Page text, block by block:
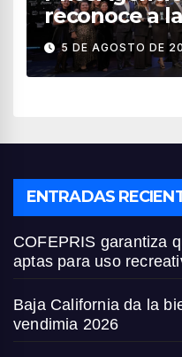
reconoce a
impulsan el
turismo en
5 DE AGOSTO DE
ENTRADAS
COFEPRIS garantiza
aptas para uso
Baja California da la
vendimia 2026